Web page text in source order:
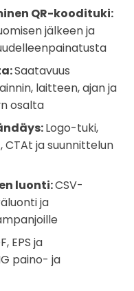
QR-koodituki:
jälkeen ja
Saatavuus
laitteen, ajan ja
osalta
Logo-tuki,
ja suunnittelun
luonti:CSV-
ja
EPS ja
paino- ja